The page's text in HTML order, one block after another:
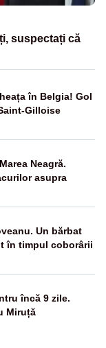
suspectați că
în Belgia! Gol
Gilloise
Neagră.
asupra
Un bărbat
în timpul coborârii
încă 9 zile.
Miruță